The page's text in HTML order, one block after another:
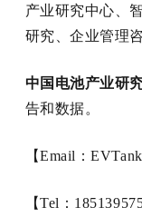
产业研究中心、
研究、企业管理
中国电池产业研
告和数据。
【Email：
【Tel：